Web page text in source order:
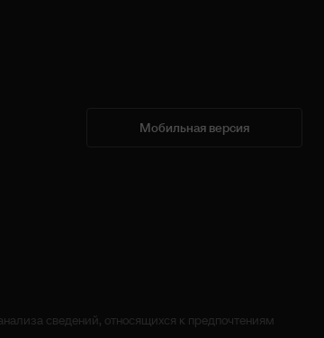
Мобильная версия
сведений, относящихся к предпочтениям